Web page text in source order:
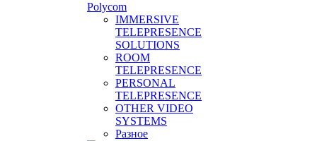
Polycom
IMMERSIVE
TELEPRESENCE
SOLUTIONS
ROOM
TELEPRESENCE
PERSONAL
TELEPRESENCE
OTHER VIDEO
SYSTEMS
Разное